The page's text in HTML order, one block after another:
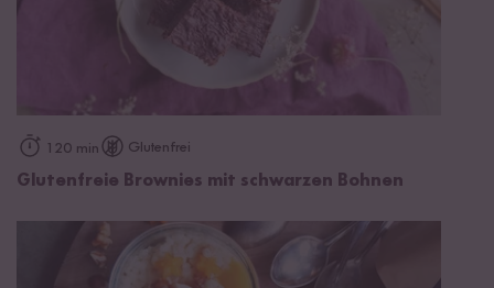
120 min Glutenfrei
Glutenfreie Brownies mit schwarzen Bohnen